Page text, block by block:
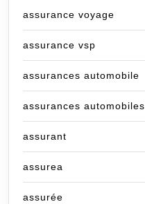
assurance voyage
assurance vsp
assurances automobile
assurances automobiles
assurant
assurea
assurée